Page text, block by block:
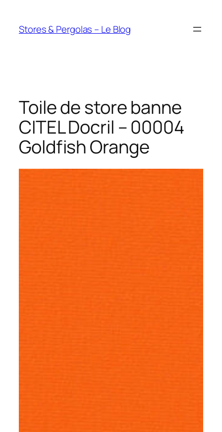
contenu
Stores & Pergolas – Le Blog
Toile de store banne
CITEL Docril – 00004
Goldfish Orange